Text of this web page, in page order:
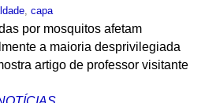
, capa
por mosquitos afetam
a maioria desprivilegiada
artigo de professor visitante